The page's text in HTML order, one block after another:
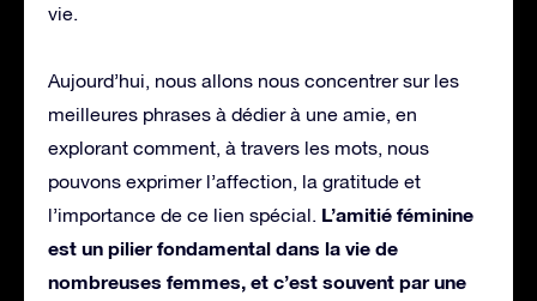
vie.
Aujourd’hui, nous allons nous concentrer sur les
meilleures phrases à dédier à une amie, en
explorant comment, à travers les mots, nous
pouvons exprimer l’affection, la gratitude et
l’importance de ce lien spécial. L’amitié féminine
est un pilier fondamental dans la vie de
nombreuses femmes, et c’est souvent par une